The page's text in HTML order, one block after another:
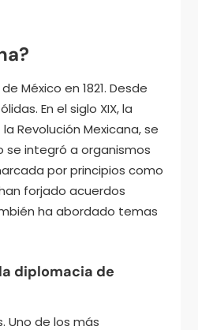
México en 1821. Desde
En el siglo XIX, la
Revolución Mexicana, se
se integró a organismos
por principios como
forjado acuerdos
ha abordado temas
diplomacia de
Uno de los más